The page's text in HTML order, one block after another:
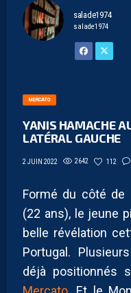
salade1974
salade1974
MERCATO
YANIS HAMACHE
LATÉRAL GAUCHE
2 JUIN 2022 2642 112
Formé du côté de
(22 ans), le jeune
belle révélation
Portugal.
déjà positionnés